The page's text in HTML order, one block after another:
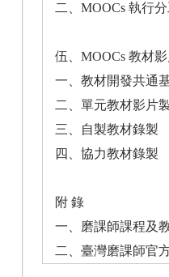
二、MOOCs 執行
伍、MOOCs 教材
一、教材開發共通
二、單元教材影片
三、自製教材錄製
四、協力教材錄製
附 錄
一、磨課師課程及
二、臺灣磨課師官